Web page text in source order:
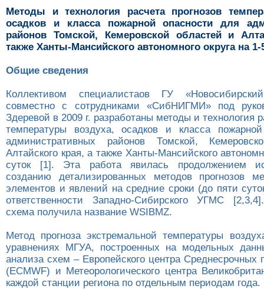
Методы и технология расчета прогнозов
осадков и класса пожарной опасности для
районов Томской, Кемеровской областей и
также Ханты-Мансийского автономного округа на 1-
Общие сведения
Коллективом специалистаов ГУ
совместно с сотрудниками «СибНИГМИ» под
Здеревой в 2009 г. разработаны методы и технология
температуры воздуха, осадков и класса
административных районов Томской,
Алтайского края, а также Ханты-Мансийского
суток [1]. Эта работа явилась продолжением
созданию детализированных методов прогнозов
элементов и явлений на средние сроки (до пяти
ответственности Западно-Сибирского УГМС
схема получила название WSIBMZ.
Метод прогноза экстремальной температуры
уравнениях МГУА, построенных на модельных
анализа схем – Европейского центра Среднесрочных
(ECMWF) и Метеорологического центра
каждой станции региона по отдельным периодам года.